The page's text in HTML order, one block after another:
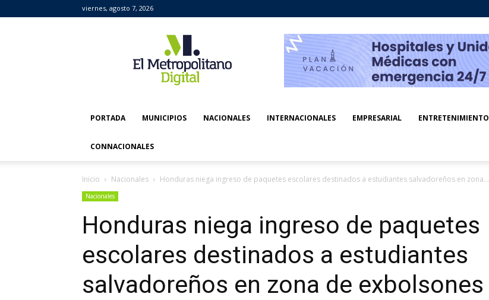
viernes, agosto 7, 2026
Metropolitano
Digital
PORTADA MUNICIPIOS NACIONALES INTERNACIONALES EMPRESARIAL ENTRETENIMIENTO
CONNACIONALES
Inicio Nacionales Honduras niega ingreso de paquetes escolares destinados a estudiantes salvadoreños en zona...
Nacionales
Honduras niega ingreso de paquetes
escolares destinados a estudiantes
salvadoreños en zona de exbolsones